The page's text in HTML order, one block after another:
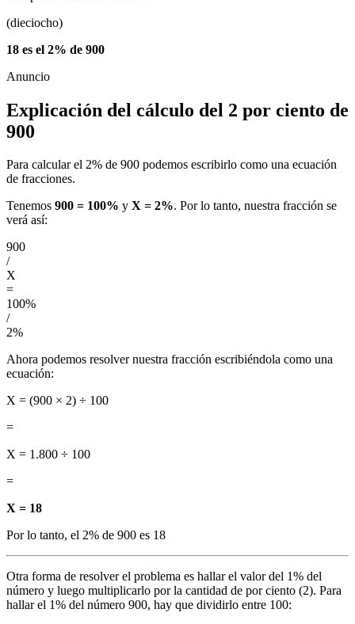
(dieciocho)
18 es el 2% de 900
Explicación del cálculo del 2 por ciento de
900
Para calcular el 2% de 900 podemos escribirlo como una ecuación
de fracciones.
Tenemos 900 = 100% y X = 2%. Por lo tanto, nuestra fracción se
verá así:
900
/
X
=
100%
/
2%
Ahora podemos resolver nuestra fracción escribiéndola como una
ecuación:
X = (900 × 2) ÷ 100
=
X = 1.800 ÷ 100
=
X = 18
Por lo tanto, el 2% de 900 es 18
Otra forma de resolver el problema es hallar el valor del 1% del
número y luego multiplicarlo por la cantidad de por ciento (2). Para
hallar el 1% del número 900, hay que dividirlo entre 100: